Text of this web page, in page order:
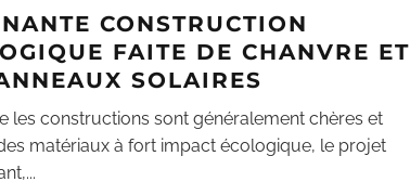
CONSTRUCTION
FAITE DE CHANVRE ET
SOLAIRES
les constructions sont généralement chères et
matériaux à fort impact écologique, le projet
...